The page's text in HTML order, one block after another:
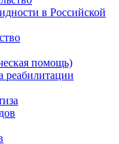
в Российской
помощь)
реабилитации